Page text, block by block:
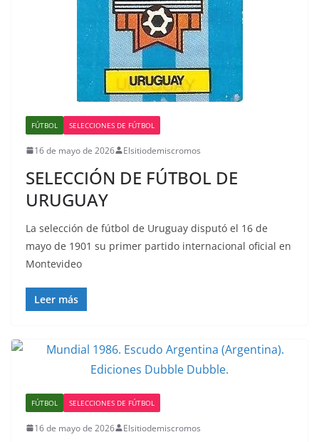
FÚTBOL SELECCIONES DE FÚTBOL
16 de mayo de 2026 Elsitiodemiscromos
SELECCIÓN DE FÚTBOL DE
URUGUAY
La selección de fútbol de Uruguay disputó el 16 de
mayo de 1901 su primer partido internacional oficial en
Montevideo
Leer más
FÚTBOL SELECCIONES DE FÚTBOL
16 de mayo de 2026 Elsitiodemiscromos